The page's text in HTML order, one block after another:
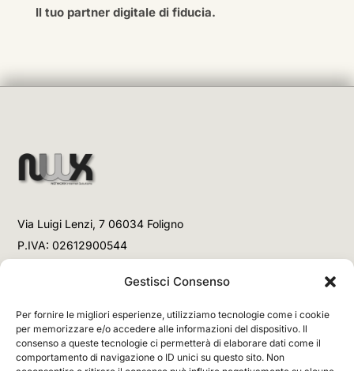
Gestisci Consenso
Per fornire le migliori esperienze, utilizziamo tecnologie come i cookie
per memorizzare e/o accedere alle informazioni del dispositivo. Il
consenso a queste tecnologie ci permetterà di elaborare dati come il
comportamento di navigazione o ID unici su questo sito. Non
Il tuo partner digitale di fiducia.
Via Luigi Lenzi, 7 06034 Foligno
P.IVA: 02612900544
+39 3477853708 (Chiamata)
Email